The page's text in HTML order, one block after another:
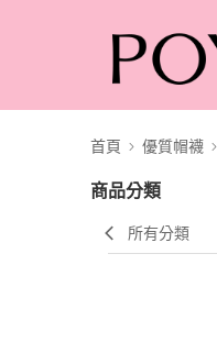
首頁 優質帽襪
商品分類
所有分類